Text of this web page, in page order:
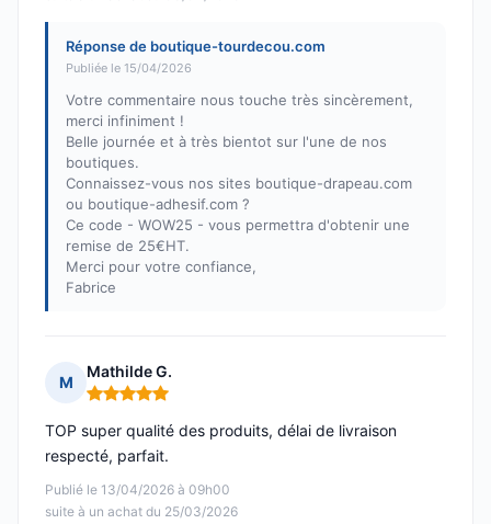
Réponse de boutique-tourdecou.com
Publiée le 15/04/2026
Votre commentaire nous touche très sincèrement,
merci infiniment !
Belle journée et à très bientot sur l'une de nos
boutiques.
Connaissez-vous nos sites boutique-drapeau.com
ou boutique-adhesif.com ?
Ce code - WOW25 - vous permettra d'obtenir une
remise de 25€HT.
Merci pour votre confiance,
Fabrice
M
Mathilde G.
Note : 5 sur 5
Publié le 13/04/2026 à 09h00
suite à un achat du 25/03/2026
TOP super qualité des produits, délai de livraison
respecté, parfait.